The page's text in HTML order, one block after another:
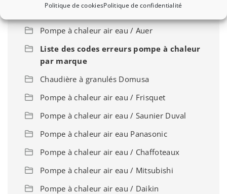
Politique de cookiesPolitique de confidentialité
Diagnostic / Dépannage
Pompe à chaleur air eau / Auer
Liste des codes erreurs pompe à chaleur
par marque
Chaudière à granulés Domusa
Pompe à chaleur air eau / Frisquet
Pompe à chaleur air eau / Saunier Duval
Pompe à chaleur air eau Panasonic
Pompe à chaleur air eau / Chaffoteaux
Pompe à chaleur air eau / Mitsubishi
Pompe à chaleur air eau / Daikin